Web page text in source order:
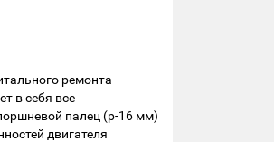
ремонта
в себя все
палец (р-16 мм)
двигателя